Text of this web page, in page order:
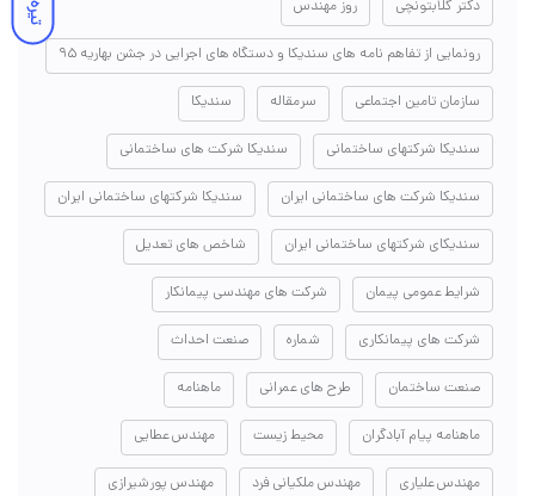
تیره دکتر گلابتونچی روز مهندس
رونمایی از تفاهم نامه های سندیکا و دستگاه های اجرایی در جشن بهاریه ۹۵
سازمان تامین اجتماعی سرمقاله سندیکا
سندیکا شرکتهای ساختمانی سندیکا شرکت های ساختمانی
سندیکا شرکت های ساختمانی ایران سندیکا شرکتهای ساختمانی ایران
سندیکای شرکتهای ساختمانی ایران شاخص های تعدیل
شرایط عمومی پیمان شرکت های مهندسی پیمانکار
شرکت های پیمانکاری شماره صنعت احداث
صنعت ساختمان طرح های عمرانی ماهنامه
ماهنامه پیام آبادگران محیط زیست مهندس عطایی
مهندس علیاری مهندس ملکیانی فرد مهندس پورشیرازی